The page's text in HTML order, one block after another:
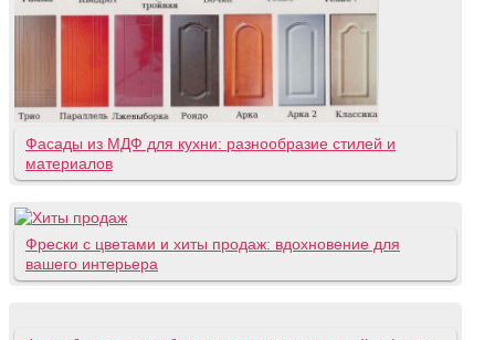
Фасады из МДФ для кухни: разнообразие стилей и
материалов
Фрески с цветами и хиты продаж: вдохновение для
вашего интерьера